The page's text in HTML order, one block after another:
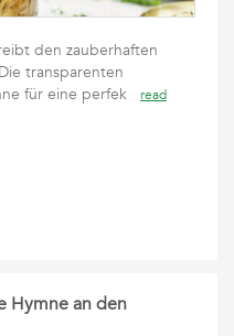
den zauberhaften
transparenten
für eine perfek
read
Hymne an den